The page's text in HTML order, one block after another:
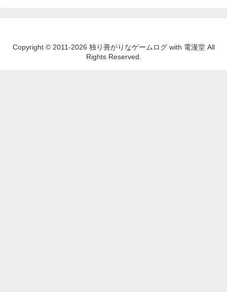
Copyright © 2011-2026 独り善がりなゲームログ with 電漫堂 All
Rights Reserved.